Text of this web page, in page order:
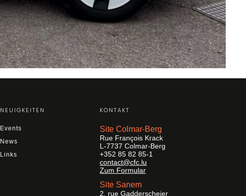
NEUIGKEITEN
Events
News
Links
KONTAKT
Site Colmar-Berg
Rue François Krack
L-7737 Colmar-Berg
+352 85 82 85-1
contact@cfc.lu
Zum Formular
Site Sanem
2, rue Gadderscheier